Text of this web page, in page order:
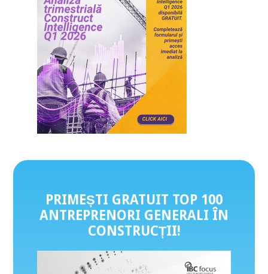
PRIMEȘTI GRATUIT TOP 100
ANTREPRENORI GENERALI ÎN
CONSTRUCȚII!